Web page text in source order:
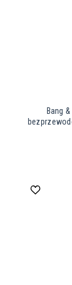
Bang